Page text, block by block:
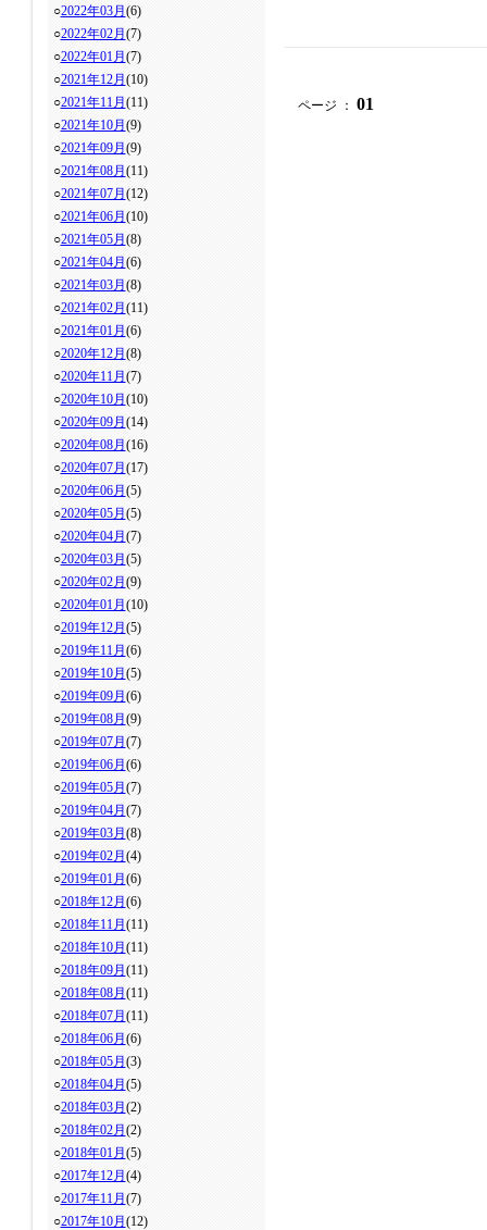
○2022年03月 (6)
○2022年02月 (7)
○2022年01月 (7)
○2021年12月 (10)
○2021年11月 (11)
○2021年10月 (9)
○2021年09月 (9)
○2021年08月 (11)
○2021年07月 (12)
○2021年06月 (10)
○2021年05月 (8)
○2021年04月 (6)
○2021年03月 (8)
○2021年02月 (11)
○2021年01月 (6)
○2020年12月 (8)
○2020年11月 (7)
○2020年10月 (10)
○2020年09月 (14)
○2020年08月 (16)
○2020年07月 (17)
○2020年06月 (5)
○2020年05月 (5)
○2020年04月 (7)
○2020年03月 (5)
○2020年02月 (9)
○2020年01月 (10)
○2019年12月 (5)
○2019年11月 (6)
○2019年10月 (5)
○2019年09月 (6)
○2019年08月 (9)
○2019年07月 (7)
○2019年06月 (6)
○2019年05月 (7)
○2019年04月 (7)
○2019年03月 (8)
○2019年02月 (4)
○2019年01月 (6)
○2018年12月 (6)
○2018年11月 (11)
○2018年10月 (11)
○2018年09月 (11)
○2018年08月 (11)
○2018年07月 (11)
○2018年06月 (6)
○2018年05月 (3)
○2018年04月 (5)
○2018年03月 (2)
○2018年02月 (2)
○2018年01月 (5)
○2017年12月 (4)
○2017年11月 (7)
○2017年10月 (12)
ページ ： 01